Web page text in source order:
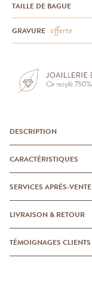
TAILLE DE BAGUE
GRAVURE offerte
DESCRIPTION
CARACTÉRISTIQUES
SERVICES APRÈS-VENTE
LIVRAISON & RETOUR
TÉMOIGNAGES CLIENTS